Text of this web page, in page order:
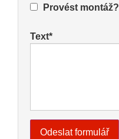
Provést montáž?
Text*